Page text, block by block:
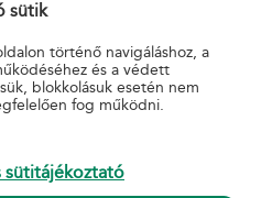
Zala megye
KÜLFÖLDI
mit geschlossenem
sütik
történő navigáláshoz, a
és a védett
blokkolásuk esetén nem
fog működni.
sütitájékoztató